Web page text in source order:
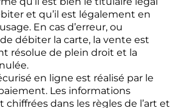
et qu’il est légalement en
En cas d’erreur, ou
débiter la carte, la vente est
résolue de plein droit et la
en ligne est réalisé par le
Les informations
chiffrées dans les règles de l’art et